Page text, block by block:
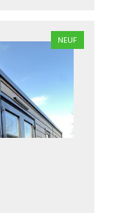
NEUF